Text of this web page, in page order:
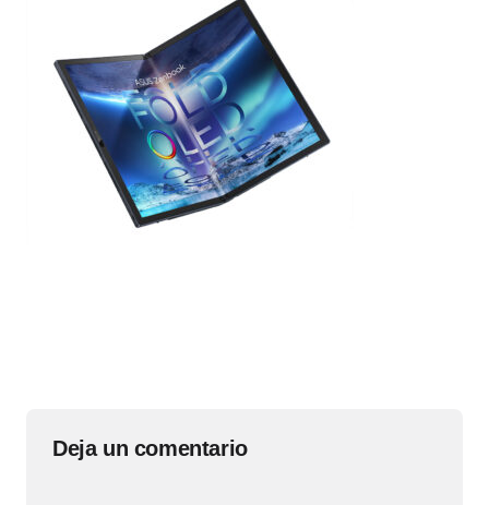
Deja un comentario